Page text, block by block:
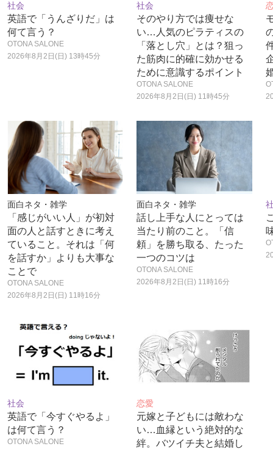
社会
英語で「うんざりだ」は
何て言う？
OTONA SALONE
2026年8月2日(日) 13時45分
社会
そのやり方では痩せな
い…人気のピラティスの
「落とし穴」とは？狙っ
た筋肉に的確に効かせる
ために意識するポイント
OTONA SALONE
2026年8月2日(日) 11時45分
面白ネタ・雑学
「感じがいい人」が初対
面の人と話すときに考え
ていること。それは「何
を話すか」よりも大事な
ことで
OTONA SALONE
2026年8月2日(日) 11時16分
面白ネタ・雑学
話し上手な人にとっては
当たり前のこと。「信
頼」を勝ち取る、たった
一つのコツは
OTONA SALONE
2026年8月2日(日) 11時16分
社会
英語で「今すぐやるよ」
は何て言う？
OTONA SALONE
恋愛
元嫁と子どもには敵わな
い…血縁という絶対的な
絆。バツイチ夫と結婚し